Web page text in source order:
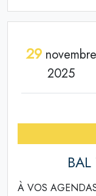
29novembre
2025
À VOS